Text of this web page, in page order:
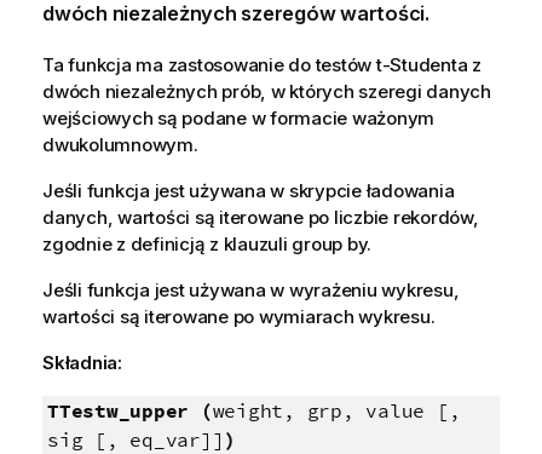
dwóch niezależnych szeregów wartości.
Ta funkcja ma zastosowanie do testów t-Studenta z
dwóch niezależnych prób, w których szeregi danych
wejściowych są podane w formacie ważonym
dwukolumnowym.
Jeśli funkcja jest używana w skrypcie ładowania
danych, wartości są iterowane po liczbie rekordów,
zgodnie z definicją z klauzuli group by.
Jeśli funkcja jest używana w wyrażeniu wykresu,
wartości są iterowane po wymiarach wykresu.
Składnia:
TTestw_upper (weight, grp, value [,
sig [, eq_var]] )